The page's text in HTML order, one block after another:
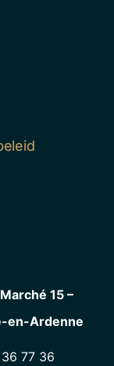
15 –
en-Ardenne
77 36